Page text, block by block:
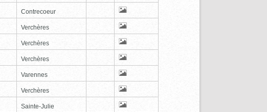
Contrecoeur
Verchères
Verchères
Verchères
Varennes
Verchères
Sainte-Julie